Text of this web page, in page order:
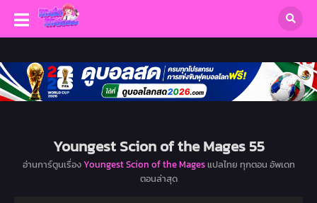
Youngest Scion of the Mages 55
อ่านการ์ตูนเรื่องYoungest Scion of the Magesแปลไทย ทุกตอน อัพเดท
ตอนล่าสุด